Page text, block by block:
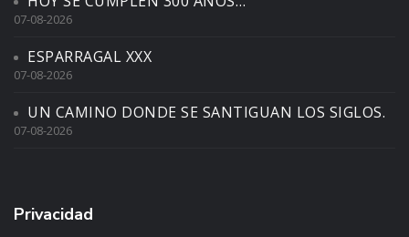
07-08-2026
ESPARRAGAL XXX
07-08-2026
UN CAMINO DONDE SE SANTIGUAN LOS SIGLOS.
07-08-2026
Privacidad